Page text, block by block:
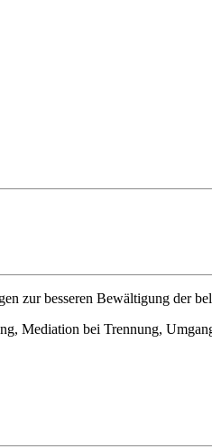
zur besseren Bewältigung der
Mediation bei Trennung,